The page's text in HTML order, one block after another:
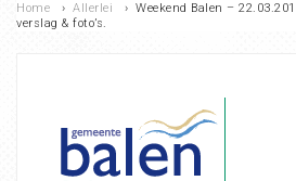
Home › Allerlei › Weekend Balen –
verslag & foto’s.